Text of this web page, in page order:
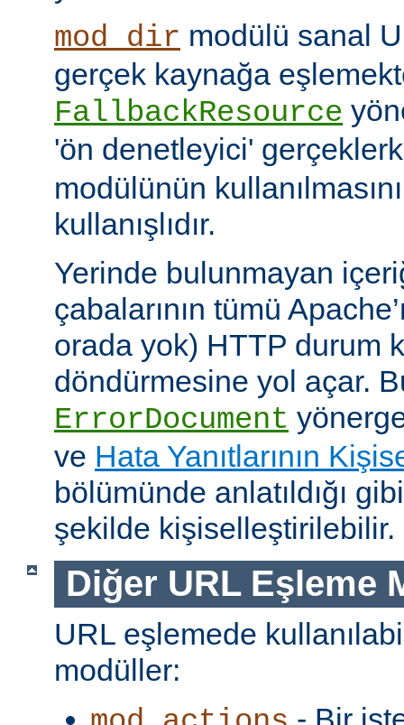
mod_dir modülü sanal
gerçek kaynağa
FallbackResource
'ön denetleyici'
modülünün
kullanışlıdır.
Yerinde bulunmayan
çabalarının tümü
orada yok) HTTP durum
döndürmesine yol açar.
ErrorDocument
ve Hata Yanıtlarının
bölümünde anlatıldığı
şekilde kişiselleştirilebilir.
Diğer URL Eşleme
URL eşlemede
modüller: